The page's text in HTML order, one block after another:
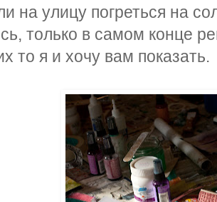
на улицу погреться на
только в самом конце
то я и хочу вам показать.